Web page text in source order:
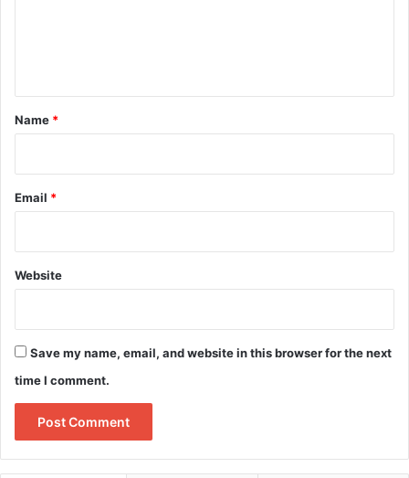
*
Name *
Email *
Website
Save my name, email, and website in this browser for the next
time I comment.